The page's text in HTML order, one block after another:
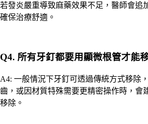
若發炎嚴重導致麻藥效果不足，醫師會追
確保治療舒適。
Q4. 所有牙釘都要用顯微根管才能
A4: 一般情況下牙釘可透過傳統方式移除
齒，或因材質特殊需要更精密操作時，會
移除。